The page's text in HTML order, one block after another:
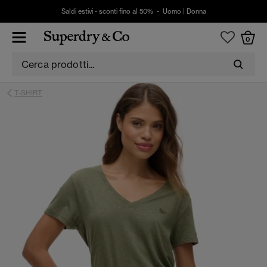
Saldi estivi - sconti fino al 50% - Uomo Donna
0
T-SHIRT